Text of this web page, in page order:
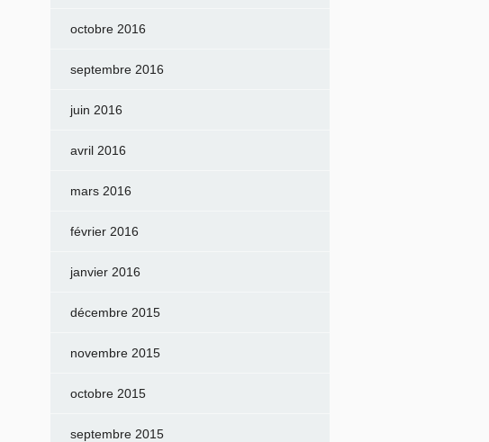
octobre 2016
septembre 2016
juin 2016
avril 2016
mars 2016
février 2016
janvier 2016
décembre 2015
novembre 2015
octobre 2015
septembre 2015